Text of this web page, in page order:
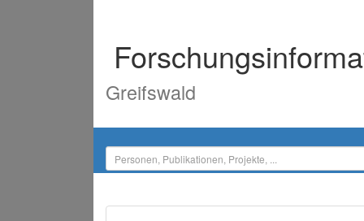
Greifswald